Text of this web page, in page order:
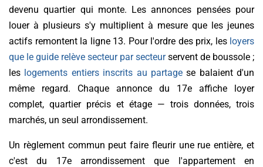
devenu quartier qui monte. Les annonces pensées pour
louer à plusieurs s'y multiplient à mesure que les jeunes
actifs remontent la ligne 13. Pour l'ordre des prix, les loyers
que le guide relève secteur par secteurservent de boussole ;
les logements entiers inscrits au partagese balaient d'un
même regard. Chaque annonce du 17e affiche loyer
complet, quartier précis et étage — trois données, trois
marchés, un seul arrondissement.
Un règlement commun peut faire fleurir une rue entière, et
c'est du 17e arrondissement que l'appartement en